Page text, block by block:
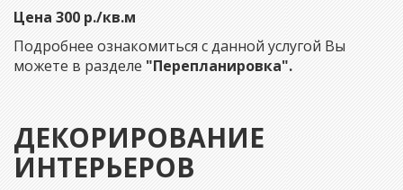
Цена 300 р./кв.м
Подробнее ознакомиться с данной услугой Вы
можете в разделе "Перепланировка".
ДЕКОРИРОВАНИЕ
ИНТЕРЬЕРОВ